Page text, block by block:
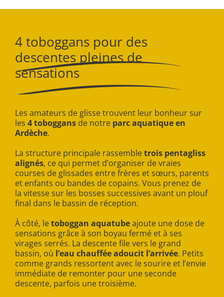
4 toboggans pour des
descentes pleines de
sensations
Les amateurs de glisse trouvent leur bonheur sur
les 4 toboggansde notre parc aquatique en
Ardèche.
La structure principale rassembletrois pentagliss
alignés, ce qui permet d’organiser de vraies
courses de glissades entre frères et sœurs, parents
et enfants ou bandes de copains. Vous prenez de
la vitesse sur les bosses successives avant un plouf
final dans le bassin de réception.
À côté, letoboggan aquatubeajoute une dose de
sensations grâce à son boyau fermé et à ses
virages serrés. La descente file vers le grand
bassin, où l’eau chauffée adoucit l’arrivée. Petits
comme grands ressortent avec le sourire et l’envie
immédiate de remonter pour une seconde
descente, parfois une troisième.